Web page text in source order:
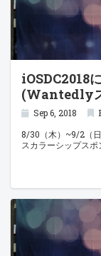
iOSDC2018
(Wantedly
Sep 6, 2018
8/30（木）~9/2（
スカラーシップス